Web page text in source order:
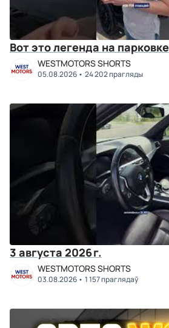
Вот это легенда на
WESTMOTORS SHORTS
05.08.2026 24 202 прагляды
3 августа 2026 г.
WESTMOTORS SHORTS
03.08.2026 1 157 праглядаў